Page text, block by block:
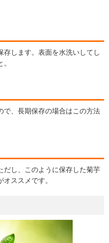
します。表面を水洗いしてし
で、長期保存の場合はこの方法
だし、このように保存した菊芋
ススメです。